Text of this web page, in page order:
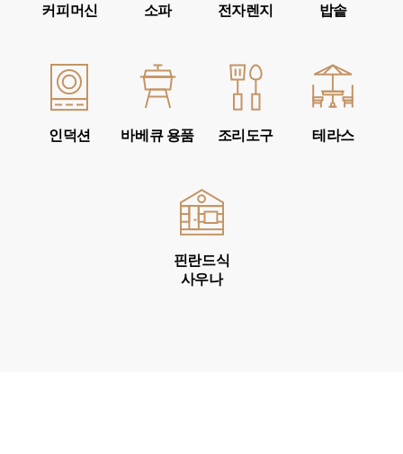
커피머신 소파 전자렌지 밥솥
인덕션 바베큐 용품 조리도구 테라스
핀란드식
사우나